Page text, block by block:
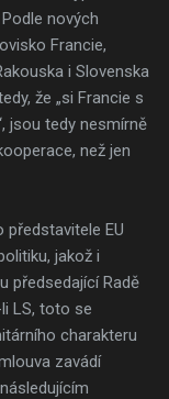
nových
Francie,
i Slovenska
že „si Francie s
jsou tedy nesmírně
než jen
představitele EU
jakož i
předsedající Radě
LS, toto se
charakteru
zavádí